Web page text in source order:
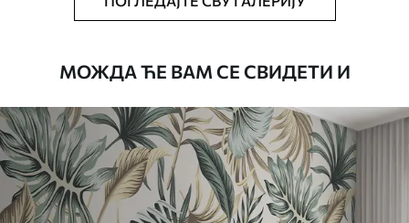
сунђером. Позадине са завршном
водом.
Доступни материјали
Standard
МОЖДА ЋЕ ВАМ СЕ СВИДЕТИ И